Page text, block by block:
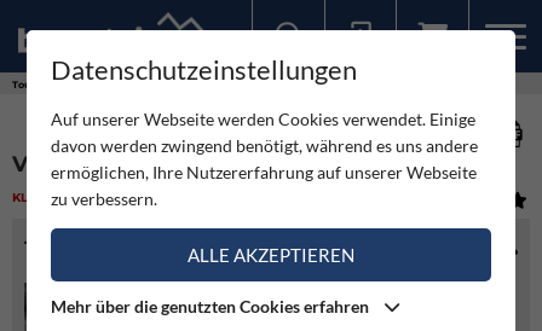
Touren
VIA AQUA - KLEINE HALT
KLETTERN MITTEL
TOURENINFO
Datenschutzeinstellungen
Auf unserer Webseite werden Cookies verwendet. Einige
davon werden zwingend benötigt, während es uns andere
ermöglichen, Ihre Nutzererfahrung auf unserer Webseite
zu verbessern.
ALLE AKZEPTIEREN
Mehr über die genutzten Cookies erfahren